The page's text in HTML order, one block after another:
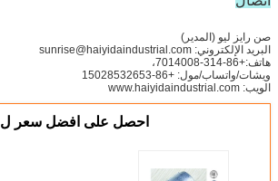
صن رايز ليو (المدير)
البريد الإلكتروني: sunrise@haiyidaindustrial.com
هاتف:+86-314-7014008،
ويشات/واتساب/مول: +86-15028532653
الويب: www.haiyidaindustrial.com
احصل على افضل سعر ل